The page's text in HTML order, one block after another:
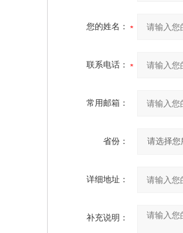
您的姓名：
联系电话：
常用邮箱：
省份：
详细地址：
补充说明：